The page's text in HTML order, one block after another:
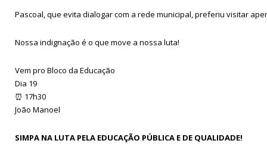
Pascoal, que evita dialogar com a rede municipal, preferiu visitar
Nossa indignação é o que move a nossa luta!
Vem pro Bloco da Educação
Dia 19
⏰ 17h30
João Manoel
SIMPA NA LUTA PELA EDUCAÇÃO PÚBLICA E DE QUALIDADE!